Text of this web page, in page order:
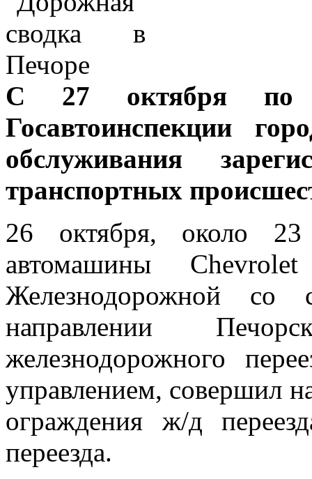
С 27 октября по
Госавтоинспекции
обслуживания
транспортных
26 октября, около
автомашины
Железнодорожной со
направлении
железнодорожного
управлением, совершил
ограждения ж/д
переезда.